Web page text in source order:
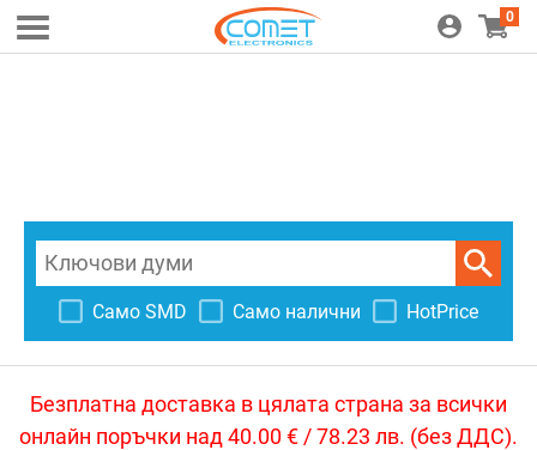
0
Само SMD Само налични HotPrice
Безплатна доставка в цялата страна за всички
онлайн поръчки над 40.00 € / 78.23 лв. (без ДДС).